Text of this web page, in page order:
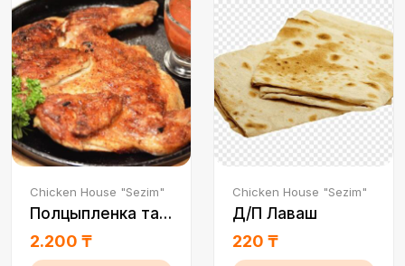
Chicken House "Sezim"
Полцыпленка табака
2.200 ₸
Chicken House "Sezim"
Д/П Лаваш
220 ₸